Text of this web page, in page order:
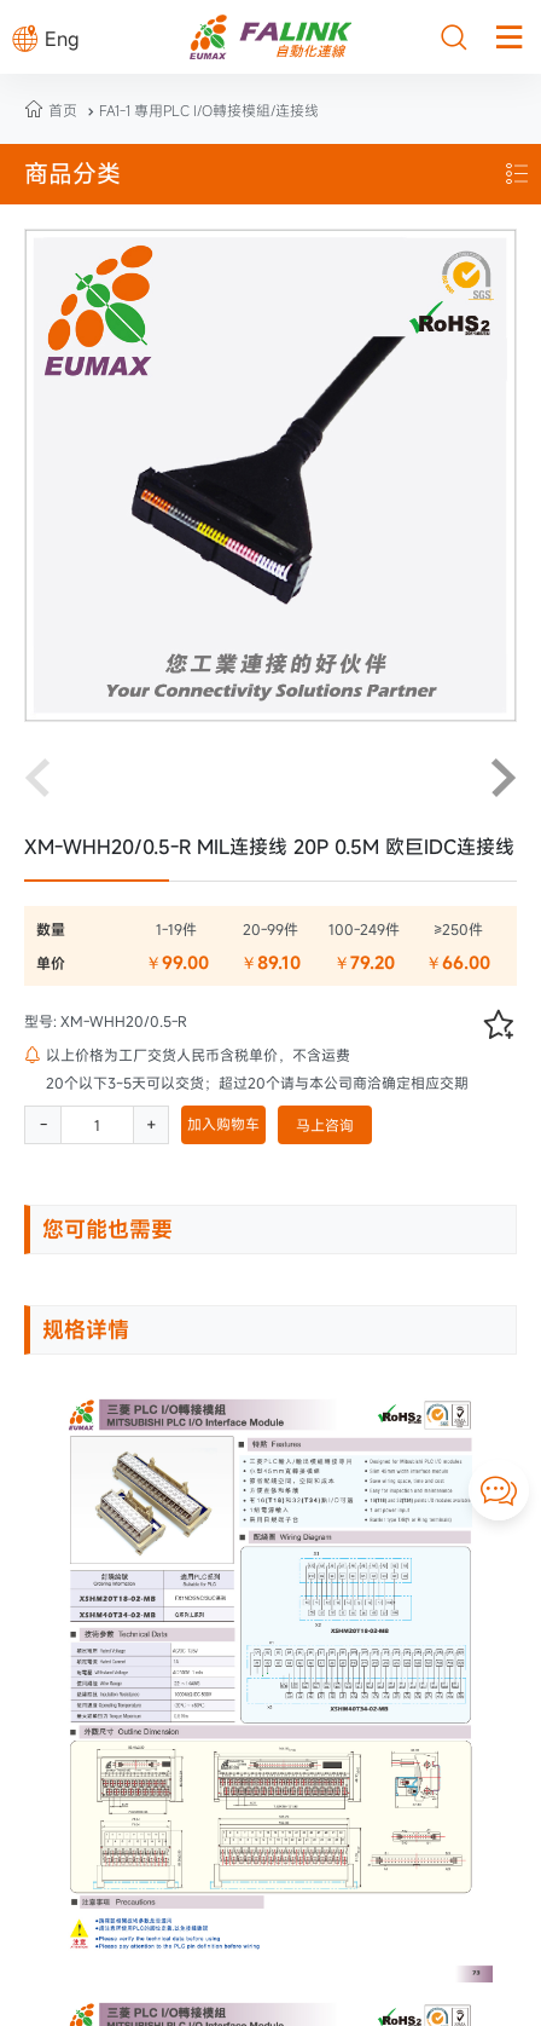
 Eng 


 首页  FA1-1 專用PLC I/O轉接模組/连接线

商品分类
XM-WHH20/0.5-R MIL连接线 20P 0.5M 欧巨IDC连接线
数量 1-19件 20-99件 100-249件
≥250件
单价
￥99.00 ￥89.10 ￥79.20 ￥66.00

型号: XM-WHH20/0.5-R
 以上价格为工厂交货人民币含税单价，不含运费
20个以下3~5天可以交货；超过20个请与本公司商洽确定相应交期
- + 加入购物车 马上咨询
您可能也需要
规格详情